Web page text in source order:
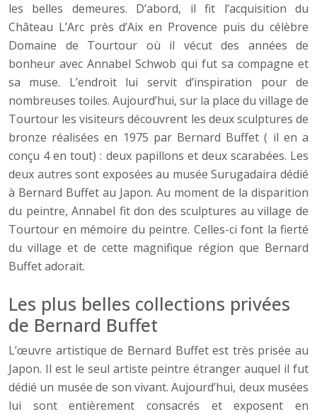
les belles demeures. D’abord, il fit l’acquisition du
Château L’Arc près d’Aix en Provence puis du célèbre
Domaine de Tourtour où il vécut des années de
bonheur avec Annabel Schwob qui fut sa compagne et
sa muse. L’endroit lui servit d’inspiration pour de
nombreuses toiles. Aujourd’hui, sur la place du village de
Tourtour les visiteurs découvrent les deux sculptures de
bronze réalisées en 1975 par Bernard Buffet ( il en a
conçu 4 en tout) : deux papillons et deux scarabées. Les
deux autres sont exposées au musée Surugadaira dédié
à Bernard Buffet au Japon. Au moment de la disparition
du peintre, Annabel fit don des sculptures au village de
Tourtour en mémoire du peintre. Celles-ci font la fierté
du village et de cette magnifique région que Bernard
Buffet adorait.
Les plus belles collections privées
de Bernard Buffet
L’œuvre artistique de Bernard Buffet est très prisée au
Japon. Il est le seul artiste peintre étranger auquel il fut
dédié un musée de son vivant. Aujourd’hui, deux musées
lui sont entièrement consacrés et exposent en